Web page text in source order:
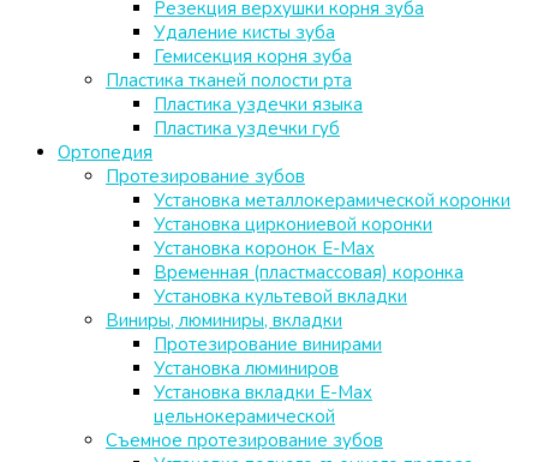
Резекция верхушки корня зуба
Удаление кисты зуба
Гемисекция корня зуба
Пластика тканей полости рта
Пластика уздечки языка
Пластика уздечки губ
Ортопедия
Протезирование зубов
Установка металлокерамической коронки
Установка циркониевой коронки
Установка коронок E-Max
Временная (пластмассовая) коронка
Установка культевой вкладки
Виниры, люминиры, вкладки
Протезирование винирами
Установка люминиров
Установка вкладки E-Max
цельнокерамической
Съемное протезирование зубов